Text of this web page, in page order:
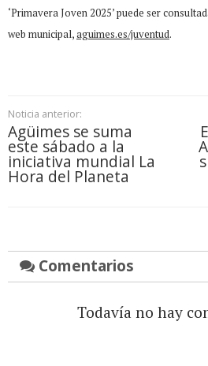
‘Primavera Joven 2025’ puede ser
web municipal,aguimes.es/juventud.
Noticia anterior:
Agüimes se suma
este sábado a la
iniciativa mundial La
Hora del Planeta
Comentarios
Todavía no hay